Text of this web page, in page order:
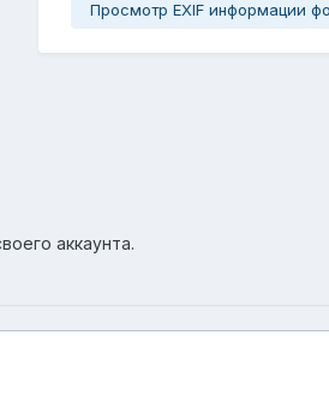
Просмотр EXIF информации
аккаунта.